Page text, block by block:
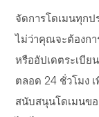
จัดการโดเมนทุกป
ไม่ว่าคุณจะต้องกา
หรืออัปเดตระเบีย
ตลอด 24 ชั่วโมง
สนับสนุนโดเมนขอ